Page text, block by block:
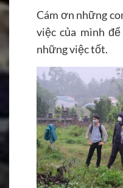
Cám ơn những
việc của mình
những việc tốt.